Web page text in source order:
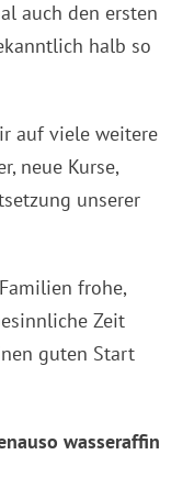
auch den ersten
halb so
auf viele weitere
neue Kurse,
unserer
frohe,
Zeit
guten Start
wasseraffin